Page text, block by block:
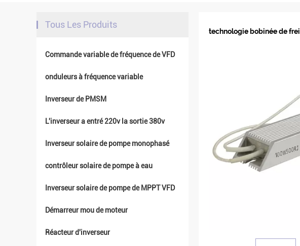
Tous Les Produits
Commande variable de fréquence de VFD
onduleurs à fréquence variable
Inverseur de PMSM
L'inverseur a entré 220v la sortie 380v
Inverseur solaire de pompe monophasé
contrôleur solaire de pompe à eau
Inverseur solaire de pompe de MPPT VFD
Démarreur mou de moteur
Réacteur d'inverseur
technologie bobinée de